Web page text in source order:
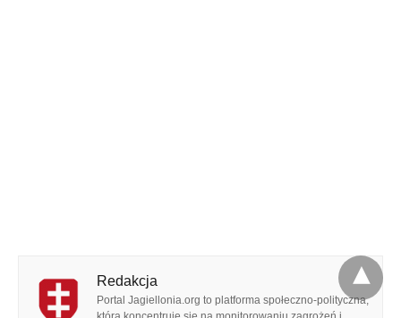
Redakcja
Portal Jagiellonia.org to platforma społeczno-polityczna,